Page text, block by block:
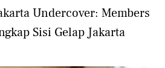
Undercover: Members
Sisi Gelap Jakarta